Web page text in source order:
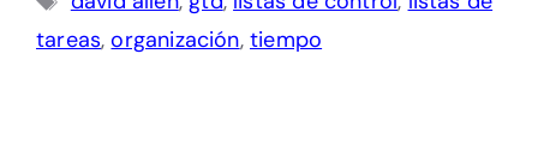
tareas,organización,tiempo